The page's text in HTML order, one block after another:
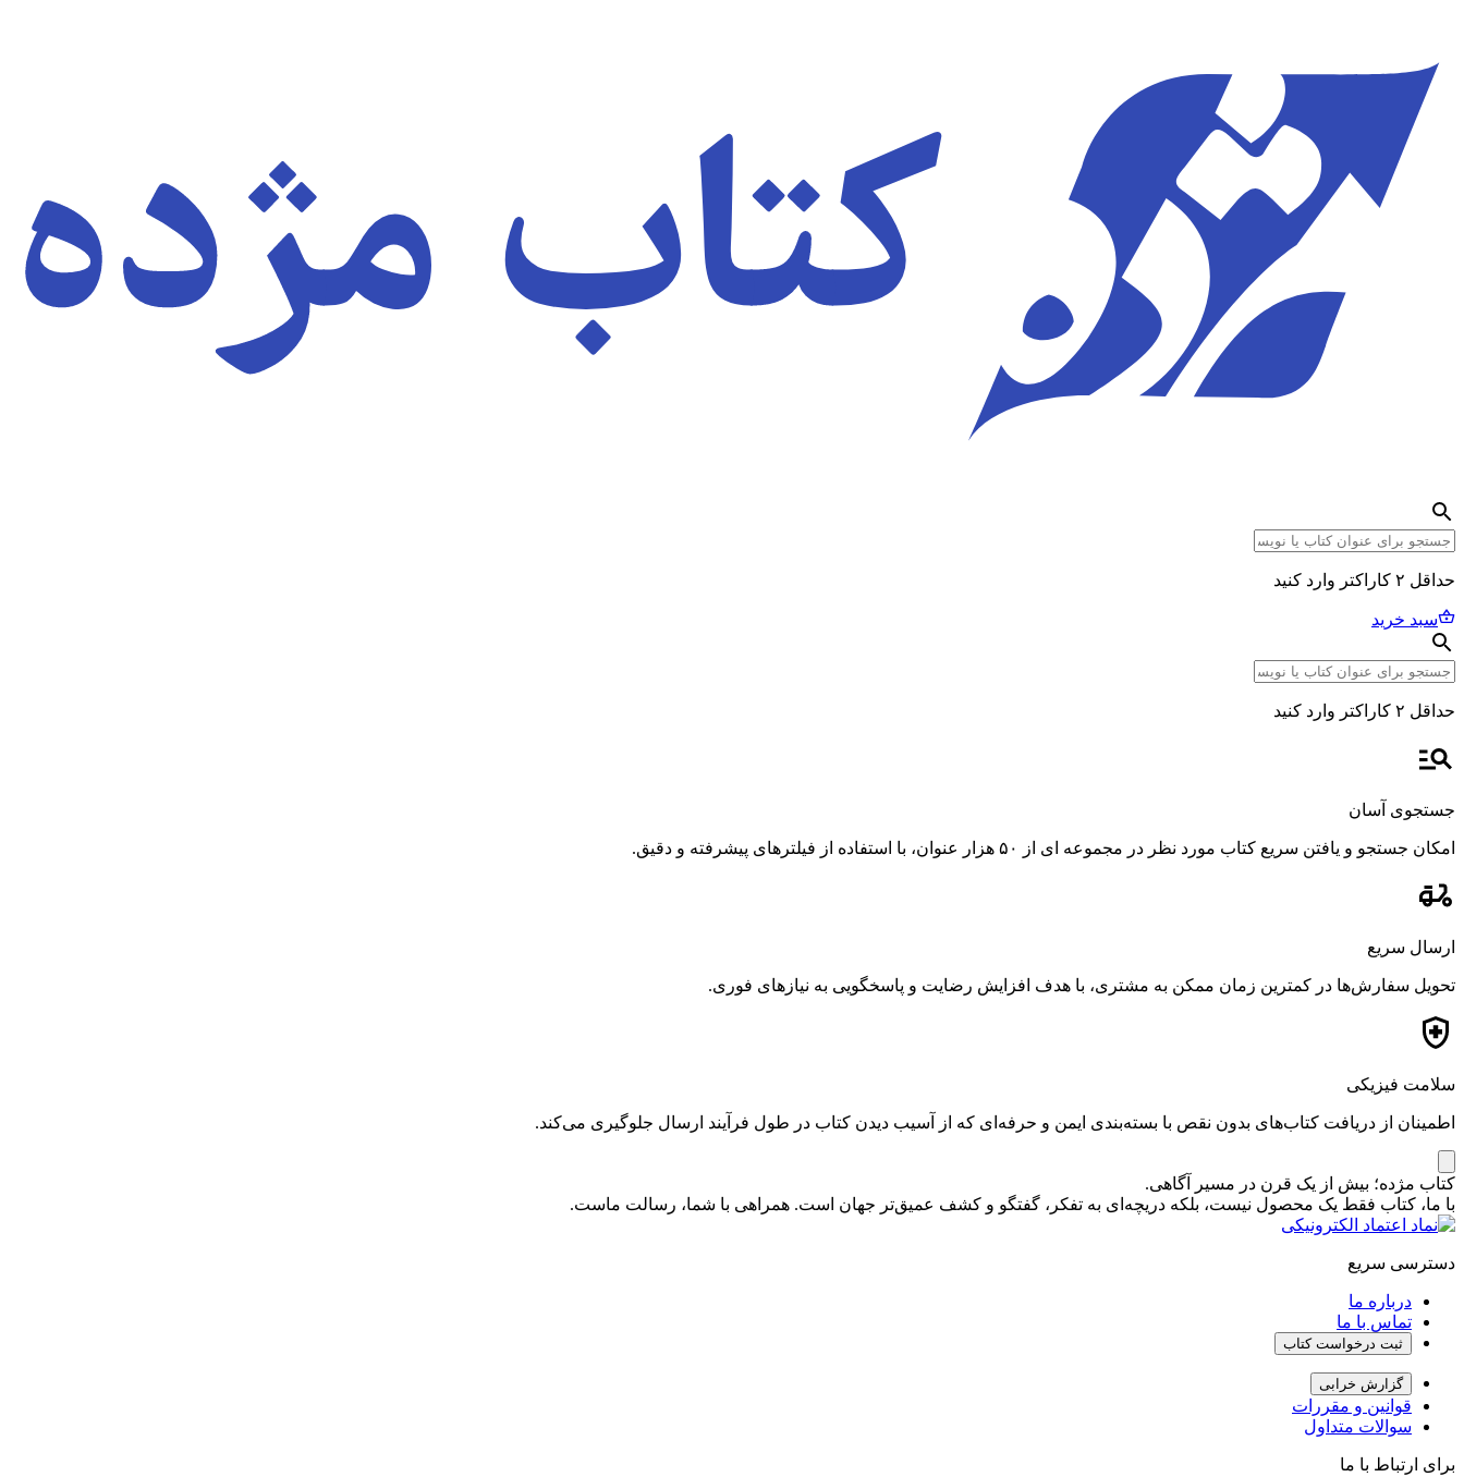
حداقل ۲ کاراکتر وارد کنید
سبد خرید
حداقل ۲ کاراکتر وارد کنید
جستجوی آسان
امکان جستجو و یافتن سریع کتاب مورد نظر در مجموعه ای از ۵۰ هزار عنوان، با استفاده از فیلترهای پیشرفته و دقیق.
ارسال سریع
تحویل سفارش‌ها در کمترین زمان ممکن به مشتری، با هدف افزایش رضایت و پاسخگویی به نیازهای فوری.
سلامت فیزیکی
اطمینان از دریافت کتاب‌های بدون نقص با بسته‌بندی ایمن و حرفه‌ای که از آسیب دیدن کتاب در طول فرآیند ارسال جلوگیری می‌کند.
کتاب مژده؛ بیش از یک قرن در مسیر آگاهی.
با ما، کتاب فقط یک محصول نیست، بلکه دریچه‌ای به تفکر، گفتگو و کشف عمیق‌تر جهان است. همراهی با شما، رسالت ماست.
دسترسی سریع
درباره ما
تماس با ما
ثبت درخواست کتاب
گزارش خرابی
قوانین و مقررات
سوالات متداول
برای ارتباط با ما